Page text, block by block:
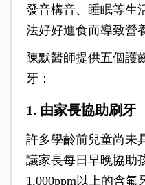
發音構音、睡眠等生
法好好進食而導致營
陳默醫師提供五個護
牙：
1. 由家長協助刷牙
許多學齡前兒童尚未
議家長每日早晚協助
1,000ppm以上的含氟